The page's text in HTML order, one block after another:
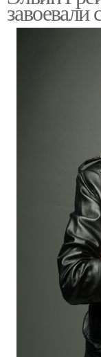
завоевали